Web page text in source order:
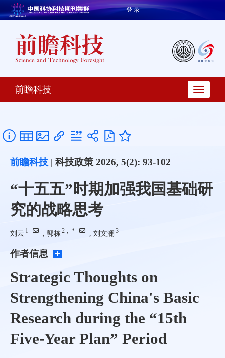
登 录
前瞻科技
前瞻科技 | 科技政策 2026, 5(2): 93-102
“十五五”时期加强我国基础研
究的战略思考
刘云 1 , 郭栋 2 , * , 刘文澜 3
作者信息
Strategic Thoughts on
Strengthening China's Basic
Research during the “15th
Five-Year Plan” Period